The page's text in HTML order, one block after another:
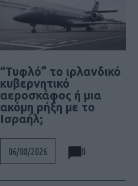
“Τυφλό” το ιρλανδικό
κυβερνητικό
αεροσκάφος ή μια
ακόμη ρήξη με το
Ισραήλ;
06/08/2026 0